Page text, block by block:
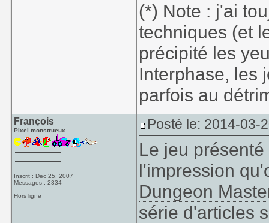
(*) Note : j'ai
techniques (et
précipité les
Interphase, les
parfois au
François
Pixel monstrueux
Inscrit : Dec 25, 2007
Messages : 2334
Hors ligne
Posté le: 2014-03-
Le jeu
l'impression
Dungeon
série d'articles